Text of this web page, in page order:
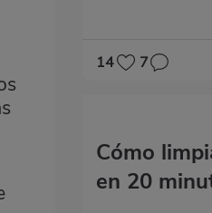
14 7
Cómo
en 20